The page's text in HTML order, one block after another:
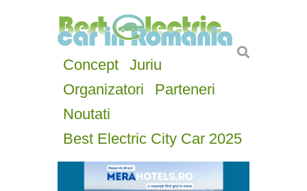
Concept
Juriu
Organizatori
Parteneri
Noutati
Best Electric City Car 2025